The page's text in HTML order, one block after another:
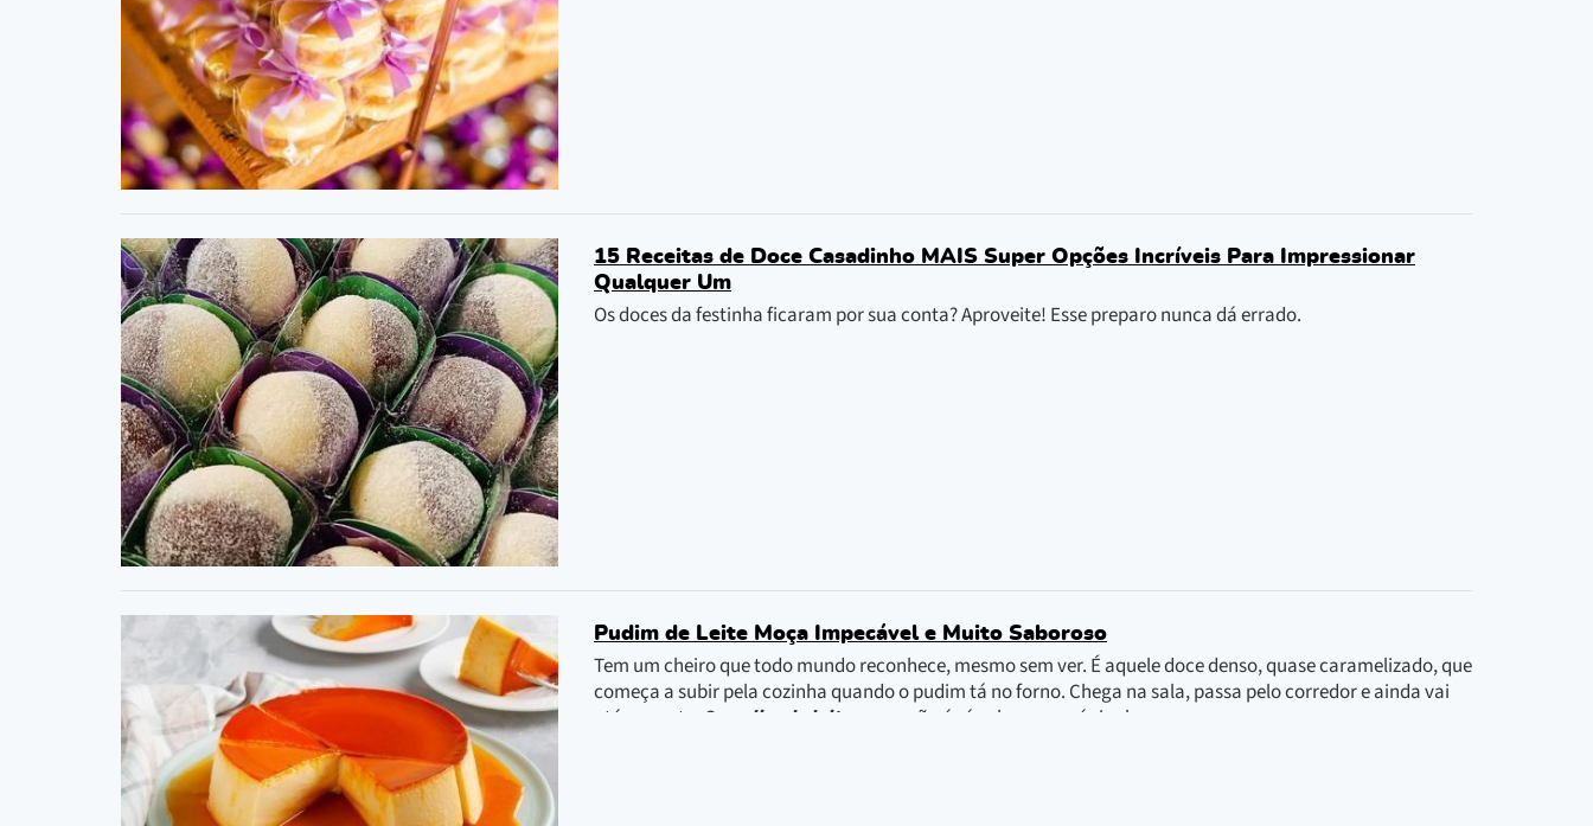
15 Receitas de Doce Casadinho MAIS Super Opções Incríveis Para Impressionar
Qualquer Um
Os doces da festinha ficaram por sua conta? Aproveite! Esse preparo nunca dá errado.
Pudim de Leite Moça Impecável e Muito Saboroso
Tem um cheiro que todo mundo reconhece, mesmo sem ver. É aquele doce denso, quase caramelizado, que
começa a subir pela cozinha quando o pudim tá no forno. Chega na sala, passa pelo corredor e ainda vai
até o quarto. O
pudim de leite moça não é só sobremesa, é sinal.